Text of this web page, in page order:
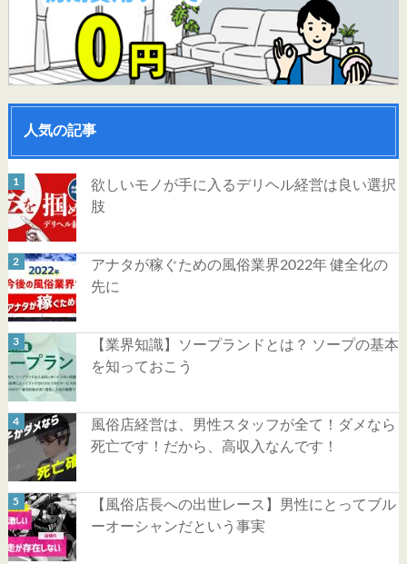
人気の記事
欲しいモノが手に入るデリヘル経営は良い選択
肢
アナタが稼ぐための風俗業界2022年 健全化の
先に
【業界知識】ソープランドとは？ ソープの基本
を知っておこう
風俗店経営は、男性スタッフが全て！ダメなら
死亡です！だから、高収入なんです！
【風俗店長への出世レース】男性にとってブル
ーオーシャンだという事実